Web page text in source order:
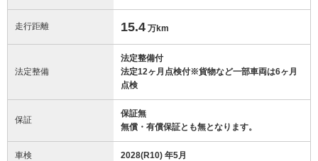
走行距離 15.4 万km
法定整備
法定整備付
法定12ヶ月点検付※貨物など一部車両は6ヶ月
点検
保証
保証無
無償・有償保証とも無となります。
車検 2028(R10) 年5月